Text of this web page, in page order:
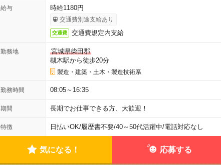
給与 時給1180円
交通費別途支給あり
交通費 交通費規定内支給
勤務地
宮城県柴田郡
槻木駅から徒歩20分
製造・建築・土木・製造技術系
勤務時間 08:05～16:35
期間 長期でお仕事できる方、大歓迎！
特徴 日払いOK/履歴書不要/40～50代活躍中/電話対応なし
気になる！ 応募する